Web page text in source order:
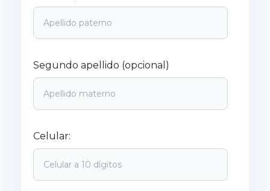
Segundo apellido (opcional)
Celular: